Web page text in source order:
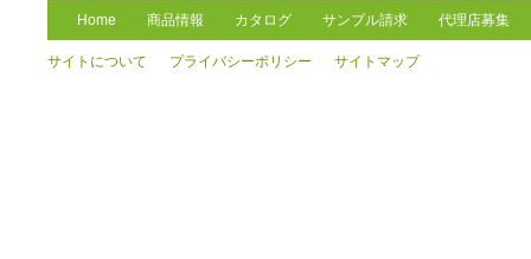
Home 商品情報 カタログ サンプル請求 代理店募集
サイトについて プライバシーポリシー サイトマップ